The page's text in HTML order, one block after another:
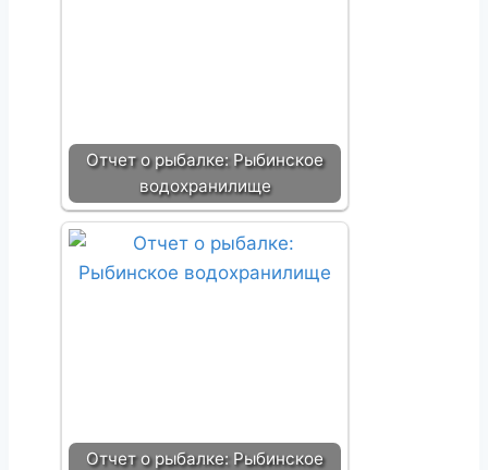
Отчет о рыбалке: Рыбинское
водохранилище
Отчет о рыбалке: Рыбинское